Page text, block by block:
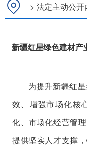
> 法定主动公开
新疆红星绿色建材产
为提升新疆红
效、增强市场化核
化、市场化经营管
提供坚实人才支撑